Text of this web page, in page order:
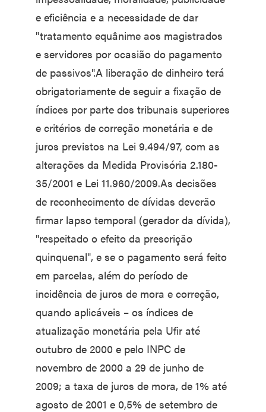
e eficiência e a necessidade de dar
"tratamento equânime aos magistrados
e servidores por ocasião do pagamento
de passivos".A liberação de dinheiro terá
obrigatoriamente de seguir a fixação de
índices por parte dos tribunais superiores
e critérios de correção monetária e de
juros previstos na Lei 9.494/97, com as
alterações da Medida Provisória 2.180-
35/2001 e Lei 11.960/2009.As decisões
de reconhecimento de dívidas deverão
firmar lapso temporal (gerador da dívida),
"respeitado o efeito da prescrição
quinquenal", e se o pagamento será feito
em parcelas, além do período de
incidência de juros de mora e correção,
quando aplicáveis – os índices de
atualização monetária pela Ufir até
outubro de 2000 e pelo INPC de
novembro de 2000 a 29 de junho de
2009; a taxa de juros de mora, de 1% até
agosto de 2001 e 0,5% de setembro de